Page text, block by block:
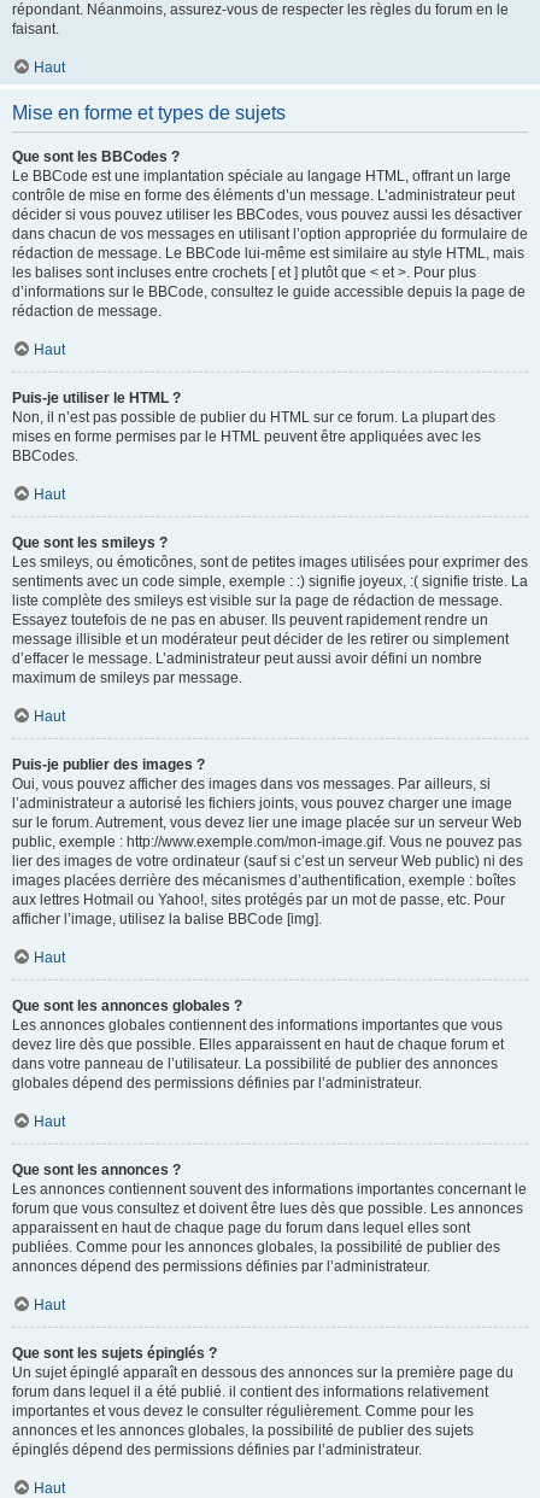
répondant. Néanmoins, assurez-vous de respecter les règles du forum en le
faisant.
Haut
Mise en forme et types de sujets
Que sont les BBCodes ?
Le BBCode est une implantation spéciale au langage HTML, offrant un large
contrôle de mise en forme des éléments d’un message. L’administrateur peut
décider si vous pouvez utiliser les BBCodes, vous pouvez aussi les désactiver
dans chacun de vos messages en utilisant l’option appropriée du formulaire de
rédaction de message. Le BBCode lui-même est similaire au style HTML, mais
les balises sont incluses entre crochets [ et ] plutôt que < et >. Pour plus
d’informations sur le BBCode, consultez le guide accessible depuis la page de
rédaction de message.
Haut
Puis-je utiliser le HTML ?
Non, il n’est pas possible de publier du HTML sur ce forum. La plupart des
mises en forme permises par le HTML peuvent être appliquées avec les
BBCodes.
Haut
Que sont les smileys ?
Les smileys, ou émoticônes, sont de petites images utilisées pour exprimer des
sentiments avec un code simple, exemple : :) signifie joyeux, :( signifie triste. La
liste complète des smileys est visible sur la page de rédaction de message.
Essayez toutefois de ne pas en abuser. Ils peuvent rapidement rendre un
message illisible et un modérateur peut décider de les retirer ou simplement
d’effacer le message. L’administrateur peut aussi avoir défini un nombre
maximum de smileys par message.
Haut
Puis-je publier des images ?
Oui, vous pouvez afficher des images dans vos messages. Par ailleurs, si
l’administrateur a autorisé les fichiers joints, vous pouvez charger une image
sur le forum. Autrement, vous devez lier une image placée sur un serveur Web
public, exemple : http://www.exemple.com/mon-image.gif. Vous ne pouvez pas
lier des images de votre ordinateur (sauf si c’est un serveur Web public) ni des
images placées derrière des mécanismes d’authentification, exemple : boîtes
aux lettres Hotmail ou Yahoo!, sites protégés par un mot de passe, etc. Pour
afficher l’image, utilisez la balise BBCode [img].
Haut
Que sont les annonces globales ?
Les annonces globales contiennent des informations importantes que vous
devez lire dès que possible. Elles apparaissent en haut de chaque forum et
dans votre panneau de l’utilisateur. La possibilité de publier des annonces
globales dépend des permissions définies par l’administrateur.
Haut
Que sont les annonces ?
Les annonces contiennent souvent des informations importantes concernant le
forum que vous consultez et doivent être lues dès que possible. Les annonces
apparaissent en haut de chaque page du forum dans lequel elles sont
publiées. Comme pour les annonces globales, la possibilité de publier des
annonces dépend des permissions définies par l’administrateur.
Haut
Que sont les sujets épinglés ?
Un sujet épinglé apparaît en dessous des annonces sur la première page du
forum dans lequel il a été publié. il contient des informations relativement
importantes et vous devez le consulter régulièrement. Comme pour les
annonces et les annonces globales, la possibilité de publier des sujets
épinglés dépend des permissions définies par l’administrateur.
Haut